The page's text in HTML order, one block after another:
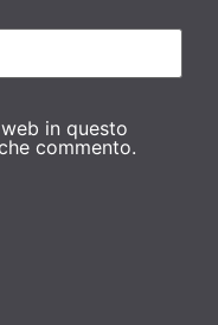
in questo
commento.